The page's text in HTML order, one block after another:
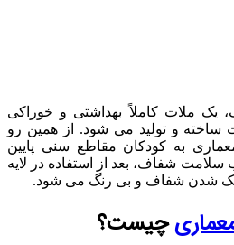
ملات کاملاً بهداشتی و خوراکی
ساخته و تولید می شود. از همین رو
به کودکان مقاطع سنی پایین
شفاف، بعد از استفاده در لایه
شدن شفاف و بی رنگ می شود.
چیست؟